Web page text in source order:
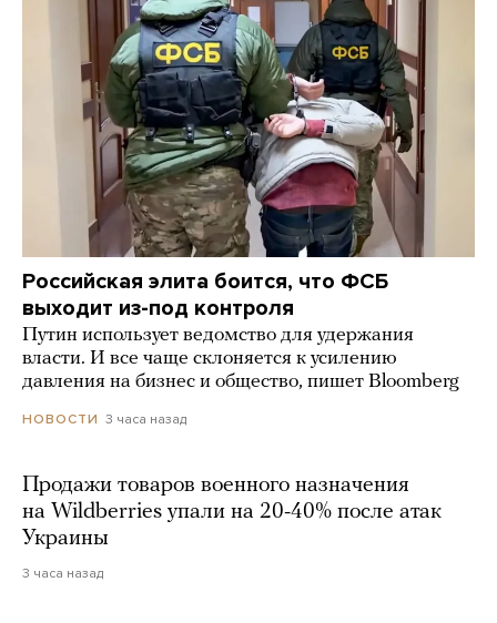
Российская элита боится, что ФСБ
выходит из-под контроля
Путин использует ведомство для удержания
власти. И все чаще склоняется к усилению
давления на бизнес и общество, пишет Bloomberg
НОВОСТИ 3 часа назад
Продажи товаров военного назначения
на Wildberries упали на 20-40% после атак
Украины
3 часа назад